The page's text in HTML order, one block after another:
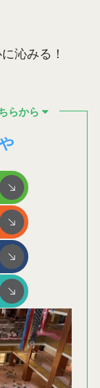
沁みる！
らから